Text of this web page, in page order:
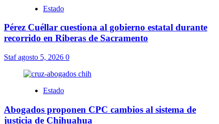
Estado
Pérez Cuéllar cuestiona al gobierno estatal durante
recorrido en Riberas de Sacramento
Stafagosto 5, 2026 0
Estado
Abogados proponen CPC cambios al sistema de
justicia de Chihuahua